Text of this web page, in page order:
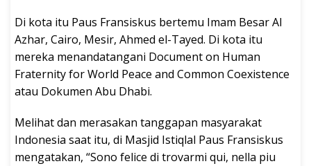
Di kota itu Paus Fransiskus bertemu Imam Besar Al
Azhar, Cairo, Mesir, Ahmed el-Tayed. Di kota itu
mereka menandatangani Document on Human
Fraternity for World Peace and Common Coexistence
atau Dokumen Abu Dhabi.
Melihat dan merasakan tanggapan masyarakat
Indonesia saat itu, di Masjid Istiqlal Paus Fransiskus
mengatakan, “Sono felice di trovarmi qui, nella piu